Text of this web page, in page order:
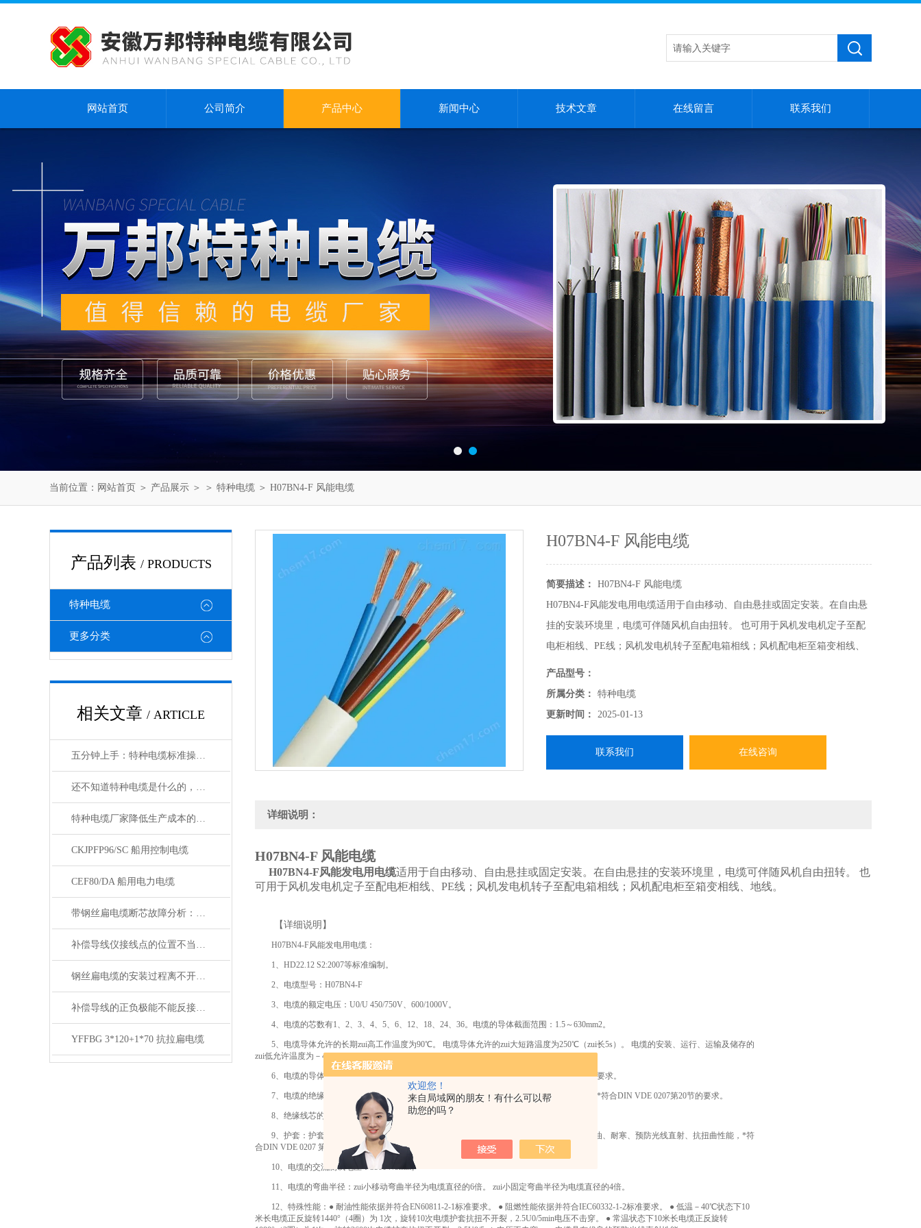
欢迎您！
来自局域网的朋友！有什么可以帮
助您的吗？
网站首页 公司简介 产品中心 新闻中心 技术文章 在线留言 联系我们
当前位置： 网站首页 ＞ 产品展示 ＞ ＞ 特种电缆 ＞ H07BN4-F 风能电缆
产品列表 / PRODUCTS
特种电缆
更多分类
相关文章 / ARTICLE
五分钟上手：特种电缆标准操作流程详解
还不知道特种电缆是什么的，请看这里！
特种电缆厂家降低生产成本的合理手段
CKJPFP96/SC 船用控制电缆
CEF80/DA 船用电力电缆
带钢丝扁电缆断芯故障分析：从钢丝疲劳到导体断裂的连锁反应
补偿导线仪接线点的位置不当，易引起误差
钢丝扁电缆的安装过程离不开这两点注意事项
补偿导线的正负极能不能反接呢？
YFFBG 3*120+1*70 抗拉扁电缆
H07BN4-F 风能电缆
简要描述：
H07BN4-F 风能电缆
H07BN4-F风能发电用电缆适用于自由移动、自由悬挂或固定安装。在自由悬
挂的安装环境里，电缆可伴随风机自由扭转。 也可用于风机发电机定子至配
电柜相线、PE线；风机发电机转子至配电箱相线；风机配电柜至箱变相线、
地线。
产品型号：
所属分类：
特种电缆
更新时间：
2025-01-13
联系我们 在线咨询
详细说明：
H07BN4-F 风能电缆
H07BN4-F风能发电用电缆适用于自由移动、自由悬挂或固定安装。在自由悬挂的安装环境里，电缆可伴随风机自由扭转。 也
可用于风机发电机定子至配电柜相线、PE线；风机发电机转子至配电箱相线；风机配电柜至箱变相线、地线。
【详细说明】
H07BN4-F风能发电用电缆：
1、HD22.12 S2:2007等标准编制。
2、电缆型号：H07BN4-F
3、电缆的额定电压：U0/U 450/750V、600/1000V。
4、电缆的芯数有1、2、3、4、5、6、12、18、24、36。电缆的导体截面范围：1.5～630mm2。
5、电缆导体允许的长期zui高工作温度为90℃。 电缆导体允许的zui大短路温度为250℃（zui长5s）。 电缆的安装、运行、运输及储存的
zui低允许温度为－40℃。
6、电缆的导体采用镀锡软铜丝，参照GB/T3956标准中的5类软导体，等同 于IEC60228相关要求。
7、电缆的绝缘材料采用EPR（三元乙丙）为基料的橡皮，具有优良的耐热、 耐臭氧性能，*符合DIN VDE 0207第20节的要求。
8、绝缘线芯的颜色识别符合HD 308要求。
9、护套：护套材料采用CR(氯丁橡胶)或CSP(氯磺化聚乙烯)为基料的橡皮， 具有优良的耐油、耐寒、预防光线直射、抗扭曲性能，*符
合DIN VDE 0207 第21节的要求。
10、电缆的交流测试电压：3500V/5min。
11、电缆的弯曲半径：zui小移动弯曲半径为电缆直径的6倍。 zui小固定弯曲半径为电缆直径的4倍。
12、特殊性能：● 耐油性能依据并符合EN60811-2-1标准要求。 ● 阻燃性能依据并符合IEC60332-1-2标准要求。 ● 低温－40℃状态下10
米长电缆正反旋转1440°（4圈）为 1次，旋转10次电缆护套抗扭不开裂，2.5U0/5min电压不击穿。 ● 常温状态下10米长电缆正反旋转